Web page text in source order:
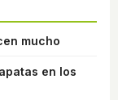
mucho
en los